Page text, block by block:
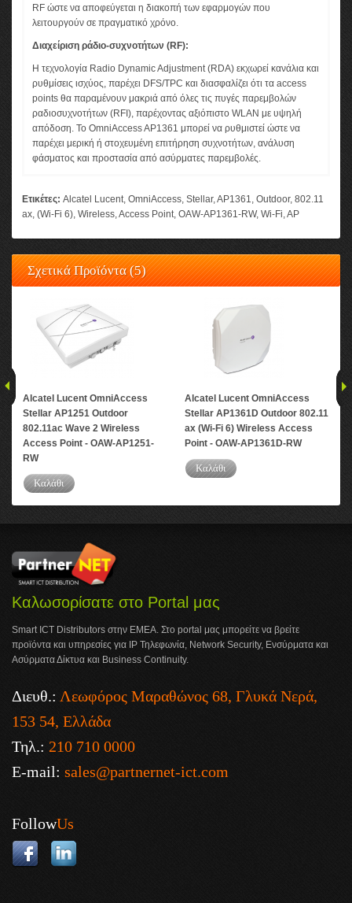
RF ώστε να αποφεύγεται η διακοπή των εφαρμογών που
λειτουργούν σε πραγματικό χρόνο.
Διαχείριση ράδιο-συχνοτήτων (RF):
Η τεχνολογία Radio Dynamic Adjustment (RDA) εκχωρεί κανάλια και
ρυθμίσεις ισχύος, παρέχει DFS/TPC και διασφαλίζει ότι τα access
points θα παραμένουν μακριά από όλες τις πυγές παρεμβολών
ραδιοσυχνοτήτων (RFI), παρέχοντας αξιόπιστο WLAN με υψηλή
απόδοση. Το OmniAccess AP1361 μπορεί να ρυθμιστεί ώστε να
παρέχει μερική ή στοχευμένη επιτήρηση συχνοτήτων, ανάλυση
φάσματος και προστασία από ασύρματες παρεμβολές.
Ετικέτες: Alcatel Lucent, OmniAccess, Stellar,AP1361, Outdoor, 802.11
ax, (Wi-Fi 6), Wireless,Access Point, OAW-AP1361-RW, Wi-Fi,AP
Σχετικά Προϊόντα (5)
Alcatel Lucent OmniAccess
Stellar AP1251 Outdoor
802.11ac Wave 2 Wireless
Access Point - OAW-AP1251-
RW
Καλάθι
Alcatel Lucent OmniAccess
Stellar AP1361D Outdoor 802.11
ax (Wi-Fi 6) Wireless Access
Point - OAW-AP1361D-RW
Καλάθι
Καλωσορίσατε στο Portal μας
Smart ICT Distributors στην ΕΜΕΑ. Στο portal μας μπορείτε να βρείτε
προϊόντα και υπηρεσίες για IP Τηλεφωνία, Network Security, Ενσύρματα και
Ασύρματα Δίκτυα και Business Continuity.
Διευθ.: Λεωφόρος Μαραθώνος 68, Γλυκά Νερά,
153 54, Ελλάδα
Τηλ.: 210 710 0000
E-mail: sales@partnernet-ict.com
FollowUs